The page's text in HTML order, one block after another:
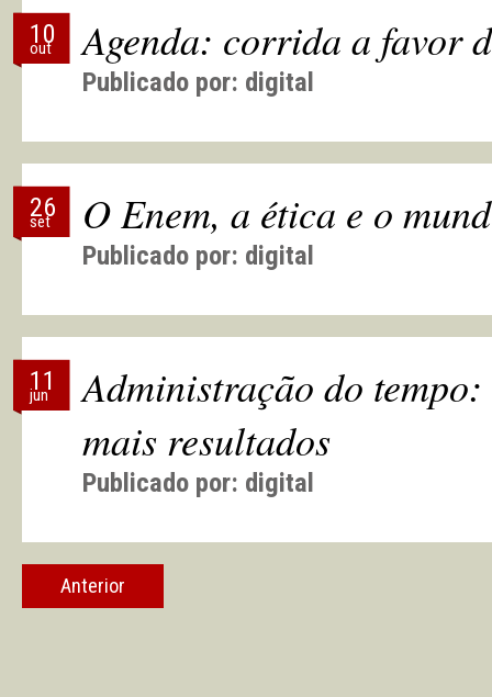
Agenda: corrida a favor
Publicado por: digital
10
out
O Enem, a ética e o
Publicado por: digital
26
set
Administração do tempo:
mais resultados
Publicado por: digital
11
jun
Anterior